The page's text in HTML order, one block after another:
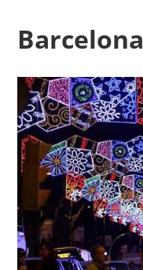
Barcelona